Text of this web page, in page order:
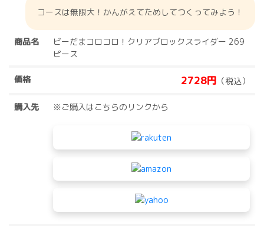
コースは無限大！かんがえてためしてつくってみよう！
商品名
ビーだまコロコロ！クリアブロックスライダー 269
ピース
価格 2728円 （税込）
購入先 ※ご購入はこちらのリンクから